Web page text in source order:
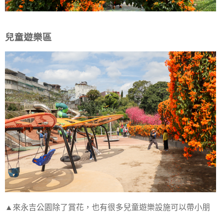
兒童遊樂區
▲來永吉公園除了賞花，也有很多兒童遊樂設施可以帶小朋